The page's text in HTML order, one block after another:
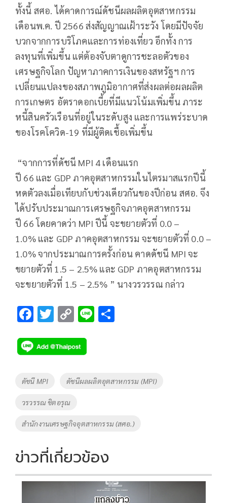
ทั้งนี้ สศอ. ได้คาดการณ์ดัชนีผลผลิตอุตสาหกรรม
เดือนพ.ค. ปี 2566 ส่งสัญญาณเฝ้าระวัง โดยมีปัจจัย
บวกจากการบริโภคและการท่องเที่ยว อีกทั้ง การ
ลงทุนที่เพิ่มขึ้น แต่ต้องจับตาดูการชะลอตัวของ
เศรษฐกิจโลก ปัญหาภาคการเงินของสหรัฐฯ การ
เปลี่ยนแปลงของสภาพภูมิอากาศที่ส่งผลต่อผลผลิต
การเกษตร อัตราดอกเบี้ยที่มีแนวโน้มเพิ่มขึ้น ภาระ
หนี้สินครัวเรือนที่อยู่ในระดับสูง และการแพร่ระบาด
ของโรคโควิด-19 ที่มีผู้ติดเชื้อเพิ่มขึ้น
“จากการที่ดัชนี MPI 4 เดือนแรก
ปี 66 และ GDP ภาคอุตสาหกรรมในไตรมาสแรกปีนี้
หดตัวลงเมื่อเทียบกับช่วงเดียวกันของปีก่อน สศอ. จึง
ได้ปรับประมาณการเศรษฐกิจภาคอุตสาหกรรม
ปี 66 โดยคาดว่า MPI ปีนี้ จะขยายตัวที่ 0.0 –
1.0% และ GDP ภาคอุตสาหกรรม จะขยายตัวที่ 0.0 –
1.0% จากประมาณการครั้งก่อน คาดดัชนี MPI จะ
ขยายตัวที่ 1.5 – 2.5% และ GDP ภาคอุตสาหกรรม
จะขยายตัวที่ 1.5 – 2.5% ” นางวรวรรณ กล่าว
F
e
b
o
k
T
tt
er
C
p
y
Li
Li
Tags
ดัชนี MPI ดัชนีผลผลิตอุตสาหกรรม (MPI)
วรวรรณ ชิตอรุณ
สำนักงานเศรษฐกิจอุตสาหกรรม (สศอ.)
ข่าวที่เกี่ยวข้อง